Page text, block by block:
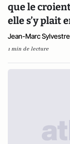
que le
elle s’y plait
Jean-Marc Sylvestre
1 min de lecture